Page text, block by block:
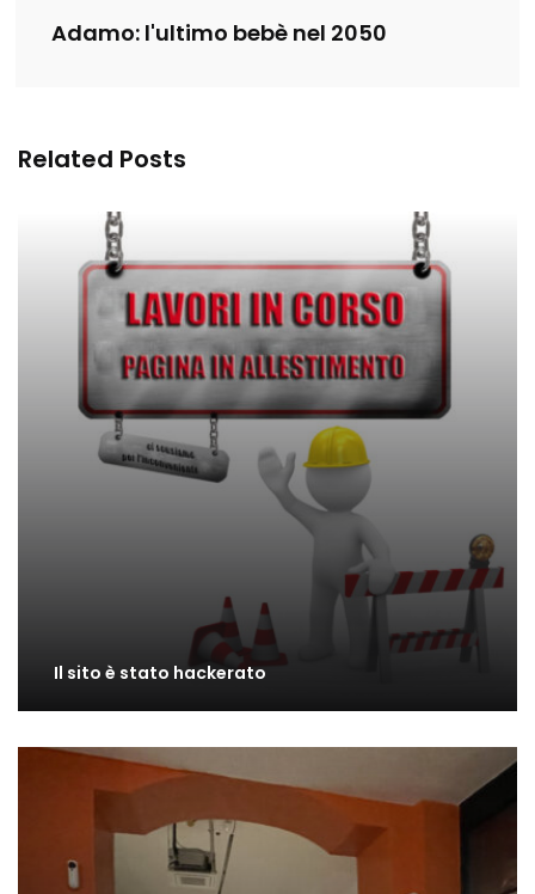
Adamo: l'ultimo bebè nel 2050
Related Posts
Il sito è stato hackerato